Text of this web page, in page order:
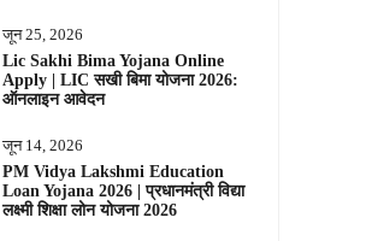
जून 25, 2026
Lic Sakhi Bima Yojana Online
Apply | LIC सखी बिमा योजना 2026:
ऑनलाइन आवेदन
जून 14, 2026
PM Vidya Lakshmi Education
Loan Yojana 2026 | प्रधानमंत्री विद्या
लक्ष्मी शिक्षा लोन योजना 2026